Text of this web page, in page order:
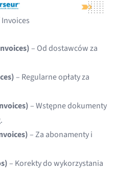
– Od dostawców za
– Regularne opłaty za
– Wstępne dokumenty
– Za abonamenty i
– Korekty do wykorzystania